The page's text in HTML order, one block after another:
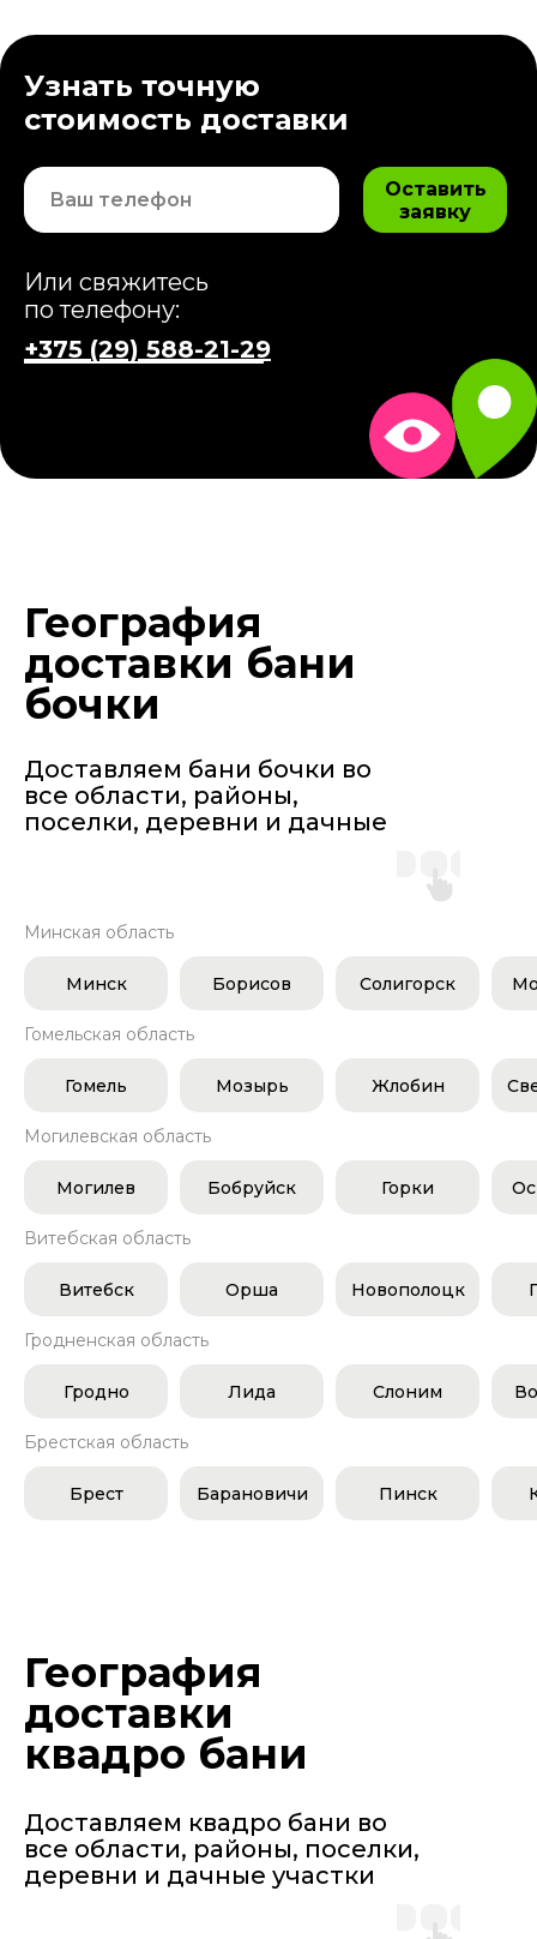
Оставить
заявку
Или свяжитесь
по телефону:
+375 (29) 588-21-29
Узнать точную
стоимость доставки
География
доставки бани
бочки
Доставляем бани бочки во
все области, районы,
поселки, деревни и дачные
Минская область
Минск Борисов Солигорск
Гомельская область
Гомель Мозырь Жлобин
Могилевская область
Могилев Бобруйск Горки
Витебская область
Витебск Орша Новополоцк
Гродненская область
Гродно Лида Слоним
Брестская область
Брест Барановичи Пинск
География
доставки
квадро бани
Доставляем квадро бани во
все области, районы, поселки,
деревни и дачные участки